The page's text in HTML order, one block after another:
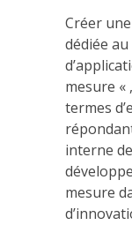
Créer
dédiée
mesure «
termes
interne
mesure